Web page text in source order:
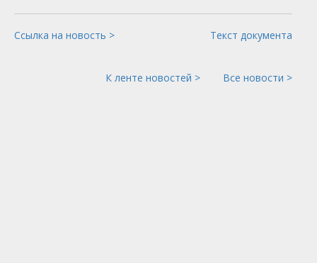
Ссылка на новость > Текст документа
К ленте новостей > Все новости >